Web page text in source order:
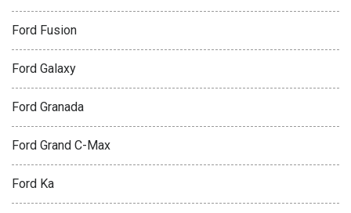
Ford Fusion
Ford Galaxy
Ford Granada
Ford Grand C-Max
Ford Ka